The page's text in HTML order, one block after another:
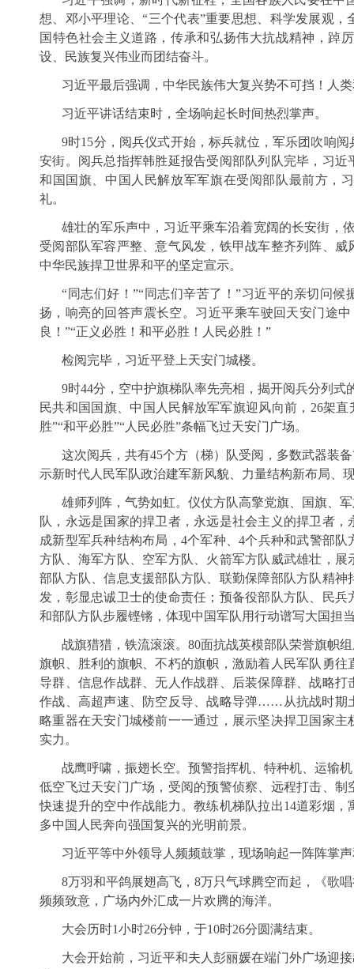
想、邓小平理论、“三个代表”重要思想、科学发展观
国特色社会主义道路，传承和弘扬伟大抗战精神，踔
设、民族复兴伟业而团结奋斗。
习近平最后强调，中华民族伟大复兴势不可挡！人
习近平讲话结束时，全场响起长时间热烈掌声。
9时15分，阅兵仪式开始，标兵就位，军乐团吹响
安街。阅兵总指挥韩胜延报告受阅部队列队完毕，习
和国国旗、中国人民解放军军旗在受阅部队最前方，
礼。
雄壮的军乐声中，习近平乘车沿着宽阔的长安街，
受阅部队军容严整、意气风发，铁甲战车整齐列阵、
中华民族捍卫世界和平的坚定宣示。
“同志们好！”“同志们辛苦了！”习近平的亲切问
扬，响亮的回答声震长空。习近平乘车驶回天安门途
良！”“正义必胜！和平必胜！人民必胜！”
检阅完毕，习近平登上天安门城楼。
9时44分，空中护旗梯队率先亮相，揭开阅兵分列
民共和国国旗、中国人民解放军军旗迎风向前，26架
胜”“和平必胜”“人民必胜”条幅飞过天安门广场。
这次阅兵，共有45个方（梯）队受阅，多数武器装
示新时代人民军队政治建军新风貌、力量结构新布局、
雄师列阵，气势如虹。仪仗方队高擎党旗、国旗、
队，永远是国家的捍卫者，永远是社会主义的捍卫者
成新型军兵种结构布局，4个军种、4个兵种和武警部
方队、海军方队、空军方队、火箭军方队威武雄壮，
部队方队、信息支援部队方队、联勤保障部队方队精
发，彰显忠诚卫士的使命责任；预备役部队方队、民
和部队方队步履铿锵，体现中国军队用行动谱写大国担
战旗猎猎，铁流滚滚。80面抗战英模部队荣誉旗帜
旗帜、胜利的旗帜、不朽的旗帜，激励着人民军队勇
导群、信息作战群、无人作战群、后装保障群、战略
作战、高超声速、防空反导、战略导弹……从抗战时期
略重器在天安门城楼前一一通过，展示坚决捍卫国家
实力。
战鹰呼啸，振翅长空。预警指挥机、特种机、运输
低空飞过天安门广场，受阅的预警侦察、远程打击、
快速提升的空中作战能力。教练机梯队拉出14道彩烟
多中国人民奔向强国复兴的光明前景。
习近平等中外领导人频频鼓掌，现场响起一阵阵掌
8万羽和平鸽展翅高飞，8万只气球腾空而起，《歌
频频致意，广场内外汇成一片欢腾的海洋。
大会历时1小时26分钟，于10时26分圆满结束。
大会开始前，习近平和夫人彭丽媛在端门外广场迎